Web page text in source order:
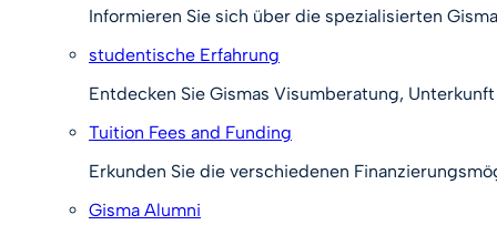
Informieren Sie sich über die spezialisierten
studentische Erfahrung
Entdecken Sie Gismas Visumberatung,
Tuition Fees and Funding
Erkunden Sie die verschiedenen
Gisma Alumni